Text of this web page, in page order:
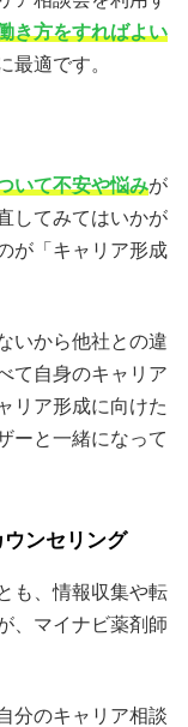
き方をすればよい
最適です。
いて不安や悩みが
してみてはいかが
が「キャリア形成
いから他社との違
て自身のキャリア
リア形成に向けた
ーと一緒になって
ンセリング
も、情報収集や転
、マイナビ薬剤師
分のキャリア相談